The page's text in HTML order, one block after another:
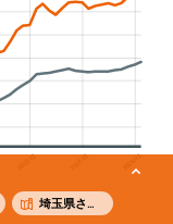
埼玉県さいたま市浦和区